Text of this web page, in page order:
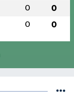
0 0
0 0